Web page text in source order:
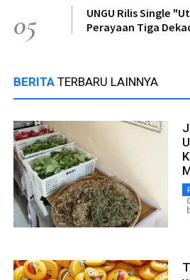
05
UNGU Rilis Single
Perayaan Tiga
BERITA TERBARU LAINNYA